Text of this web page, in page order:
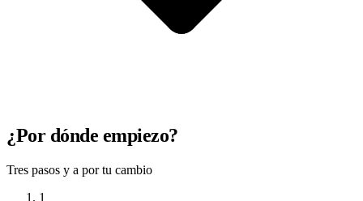
¿Por dónde empiezo?
Tres pasos y a por tu cambio
1